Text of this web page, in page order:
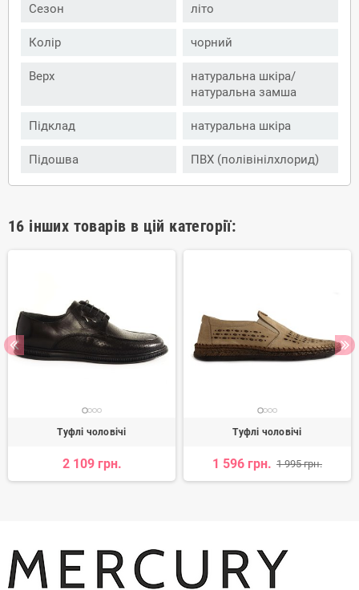
Сезон літо
Колір чорний
Верх
натуральна шкіра/
натуральна замша
Підклад натуральна шкіра
Підошва ПВХ (полівінілхлорид)
16 інших товарів в цій категорії:
Туфлі чоловічі
2 109 грн.
Туфлі чоловічі
1 596 грн. 1 995 грн.